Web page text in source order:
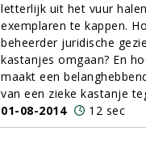
letterlijk uit het vuur
exemplaren te kappen.
beheerder juridische
kastanjes omgaan? En
maakt een
van een zieke kastanje
01-08-2014
12 sec